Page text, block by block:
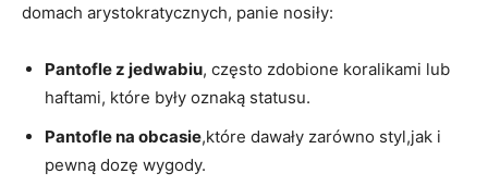
domach arystokratycznych, panie nosiły:
Pantofle z jedwabiu, często zdobione koralikami lub
haftami, które były oznaką statusu.
Pantofle na obcasie,które dawały zarówno styl,jak i
pewną dozę wygody.